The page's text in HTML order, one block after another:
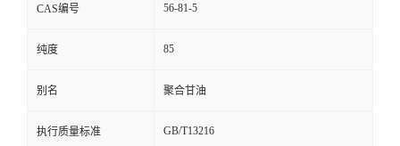
CAS编号 56-81-5
纯度 85
别名 聚合甘油
执行质量标准 GB/T13216